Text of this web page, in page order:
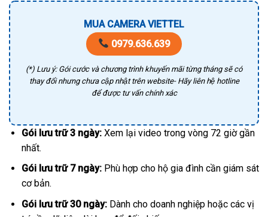
MUA CAMERA VIETTEL
0979.636.639
(*) Lưu ý: Gói cước và chương trình khuyến mãi từng tháng sẽ có
thay đổi nhưng chưa cập nhật trên website- Hãy liên hệ hotline
để được tư vấn chính xác
Gói lưu trữ 3 ngày:Xem lại video trong vòng 72 giờ gần
nhất.
Gói lưu trữ 7 ngày:Phù hợp cho hộ gia đình cần giám sát
cơ bản.
Gói lưu trữ 30 ngày:Dành cho doanh nghiệp hoặc các vị